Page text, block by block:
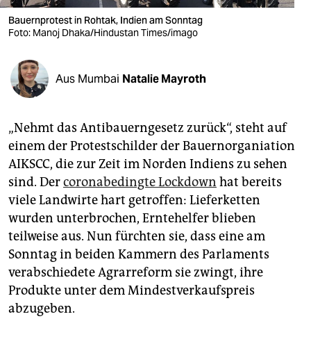
veranstaltungen
fragen & hilfe
unterstützen
abo
genossenschaft
epaper login
Bauernprotest in Rohtak, Indien am Sonntag
Foto: Manoj Dhaka/Hindustan Times/imago
Aus Mumbai Natalie Mayroth
„Nehmt das Antibauerngesetz zurück“, steht auf
einem der Protestschilder der Bauernorganiation
AIKSCC, die zur Zeit im Norden Indiens zu sehen
sind. Dercoronabedingte Lockdown hat bereits
viele Landwirte hart getroffen: Lieferketten
wurden unterbrochen, Erntehelfer blieben
teilweise aus. Nun fürchten sie, dass eine am
Sonntag in beiden Kammern des Parlaments
verabschiedete Agrarreform sie zwingt, ihre
Produkte unter dem Mindestverkaufspreis
abzugeben.